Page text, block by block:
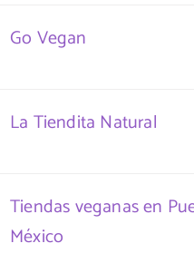
Go Vegan
La Tiendita Natural
Tiendas veganas en
México